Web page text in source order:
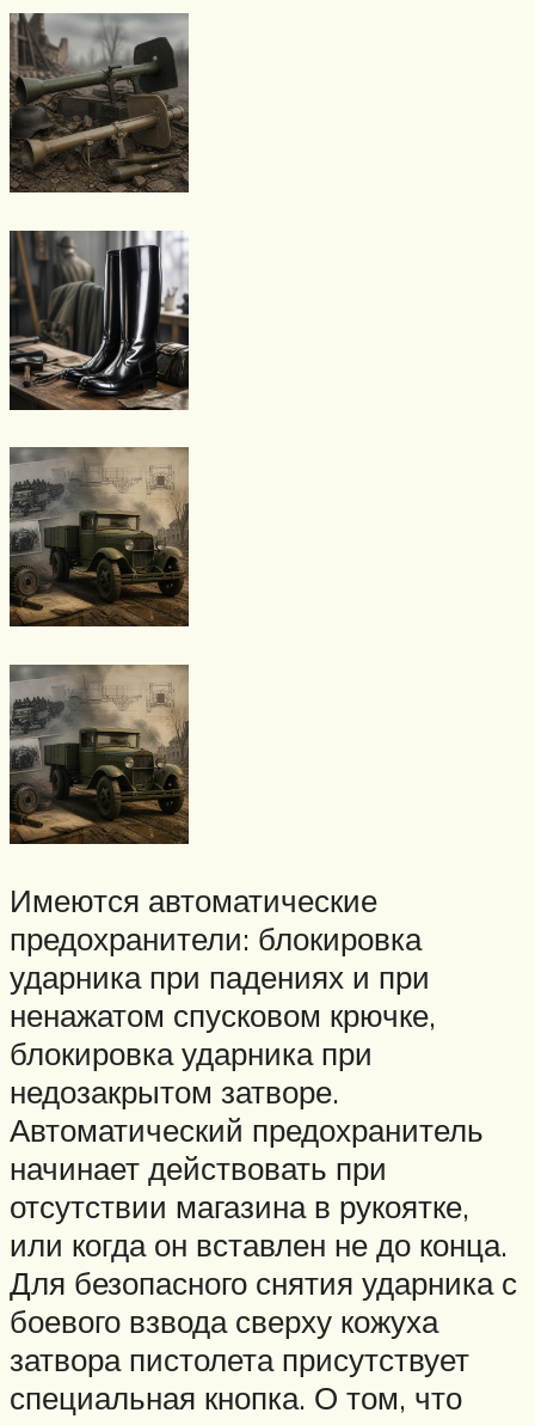
Имеются автоматические
предохранители: блокировка
ударника при падениях и при
ненажатом спусковом крючке,
блокировка ударника при
недозакрытом затворе.
Автоматический предохранитель
начинает действовать при
отсутствии магазина в рукоятке,
или когда он вставлен не до конца.
Для безопасного снятия ударника с
боевого взвода сверху кожуха
затвора пистолета присутствует
специальная кнопка. О том, что